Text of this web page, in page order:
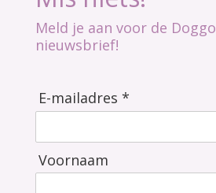
Meld je aan voor de Doggo
nieuwsbrief!
E-mailadres *
Voornaam